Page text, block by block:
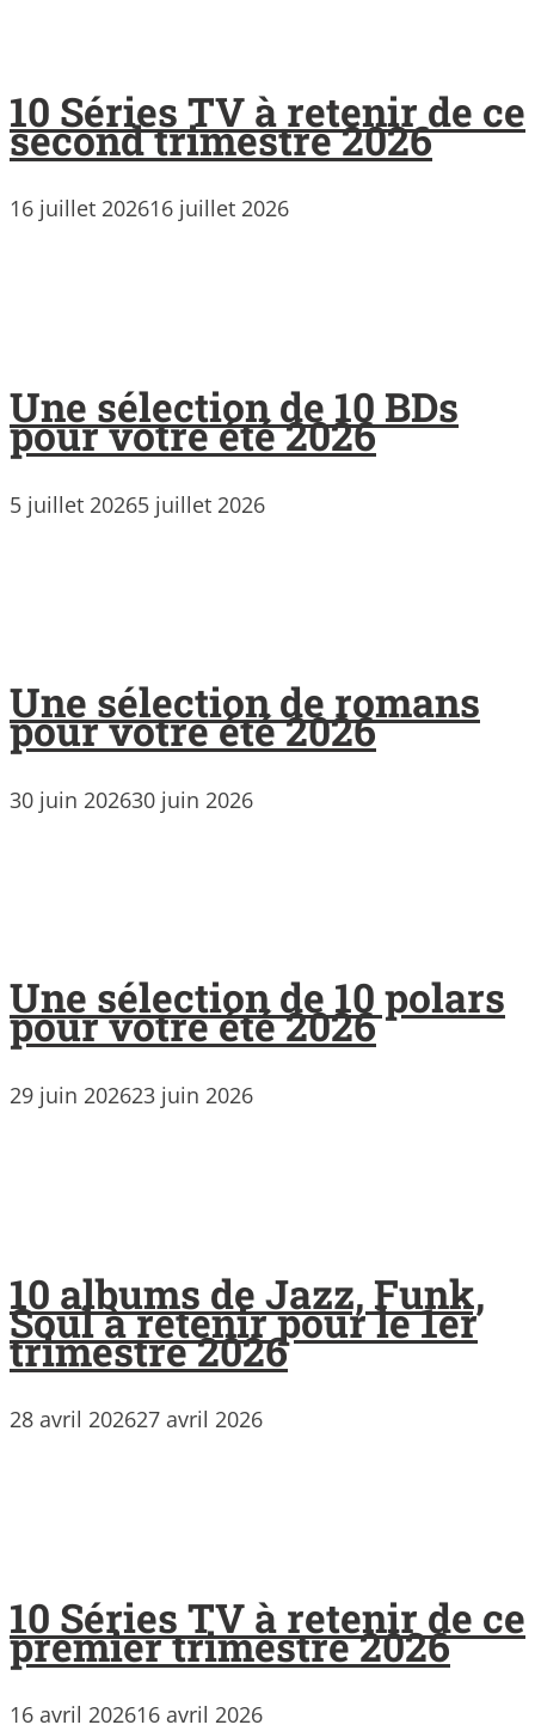
10 Séries TV à retenir de ce
second trimestre 2026
16 juillet 202616 juillet 2026
Une sélection de 10 BDs
pour votre été 2026
5 juillet 20265 juillet 2026
Une sélection de romans
pour votre été 2026
30 juin 202630 juin 2026
Une sélection de 10 polars
pour votre été 2026
29 juin 202623 juin 2026
10 albums de Jazz, Funk,
Soul à retenir pour le 1er
trimestre 2026
28 avril 202627 avril 2026
10 Séries TV à retenir de ce
premier trimestre 2026
16 avril 202616 avril 2026